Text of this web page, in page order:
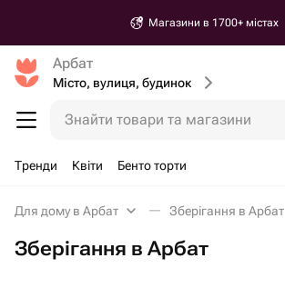
Магазини в 1700+ містах
Арбат
Місто, вулиця, будинок
Знайти товари та магазини
Тренди Квіти Бенто торти
Для дому в Арбат Зберігання в Арбат
Зберігання в Арбат